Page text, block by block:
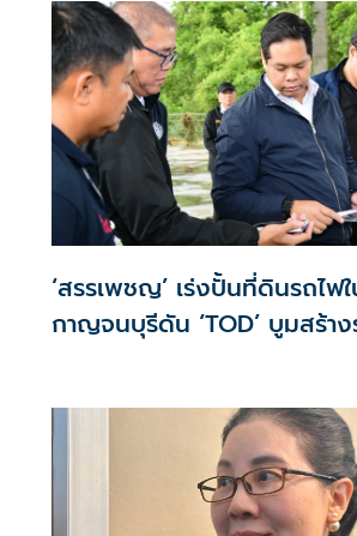
‘สรรเพชญ’ เร่งปั้นที่ดินรถไฟ
กาญจนบุรีดัน ‘TOD’ บูมสร้าง